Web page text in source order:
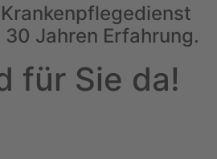
30 Jahren Erfahrung.
für Sie da!